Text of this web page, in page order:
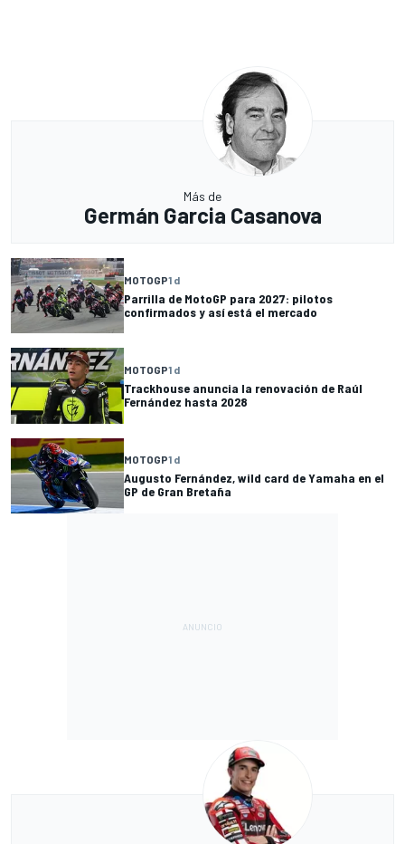
Más de
Germán Garcia Casanova
MOTOGP1 d
Parrilla de MotoGP para 2027: pilotos
confirmados y así está el mercado
MOTOGP1 d
Trackhouse anuncia la renovación de Raúl
Fernández hasta 2028
MOTOGP1 d
Augusto Fernández, wild card de Yamaha en el
GP de Gran Bretaña